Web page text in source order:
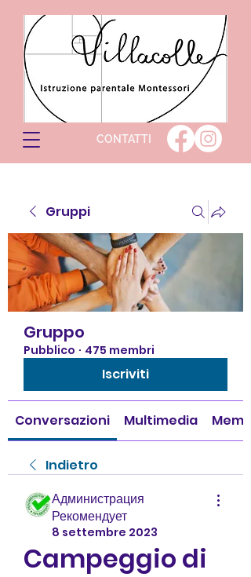
CONTATTI
Gruppi
Gruppo
Pubblico · 475 membri
Iscriviti
Conversazioni Multimedia
Indietro
Администрация
Рекомендует
8 settembre 2023
Campeggio di